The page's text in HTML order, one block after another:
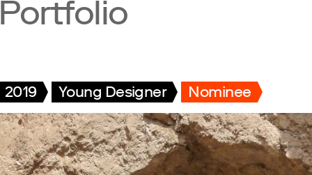
Portfolio
2019 Young Designer Nominee